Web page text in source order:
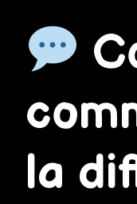
la